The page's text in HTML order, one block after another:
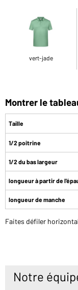
vert-jade
Montrer le
Taille
1/2 poitrine
1/2 du bas largeur
longueur à partir de
longueur de manche
Faites défiler
Notre